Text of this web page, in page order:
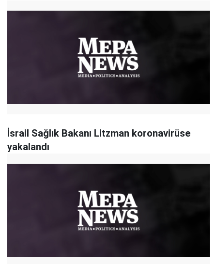
İsrail Sağlık Bakanı Litzman koronavirüse
yakalandı